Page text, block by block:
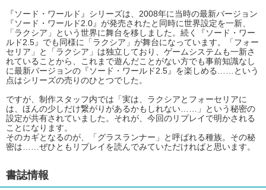
『ソード・ワールド』シリーズは、2008年に当時の最新バージョン
『ソード・ワールド2.0』が発売されたと同時に世界設定を一新、
「ラクシア」という世界に舞台を移しました。続く『ソード・ワー
ルド2.5』でも同様に「ラクシア」が舞台になっています。「フォー
セリア」と「ラクシア」は独立しており、ゲームシステムも一新さ
れていることから、これまで遊んだことがない方でも事前知識なし
に最新バージョンの『ソード・ワールド2.5』を楽しめる……という
点はシリーズの売りのひとつでした。
ですが、制作スタッフ内では「実は、ラクシアとフォーセリアに
は、ほんの少しだけ繋がりがあるかもしれない……」という秘密の
設定が共有されていました。それが、今回のリプレイで明かされる
ことになります。
そのカギとなるのが、「グラスランナー」と呼ばれる種族。その秘
密は……ぜひともリプレイを読んでみていただければと思います。
書誌情報